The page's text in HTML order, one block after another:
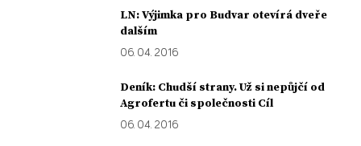
LN: Výjimka pro Budvar otevírá dveře
dalším
06. 04. 2016
Deník: Chudší strany. Už si nepůjčí od
Agrofertu či společnosti Cíl
06. 04. 2016